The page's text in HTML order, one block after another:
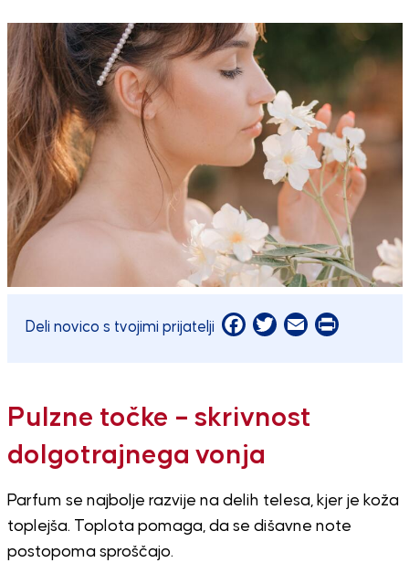
Deli novico s tvojimi prijatelji Facebook
Twitter
EmailPrint
Pulzne točke – skrivnost
dolgotrajnega vonja
Parfum se najbolje razvije na delih telesa, kjer je koža
toplejša. Toplota pomaga, da se dišavne note
postopoma sproščajo.